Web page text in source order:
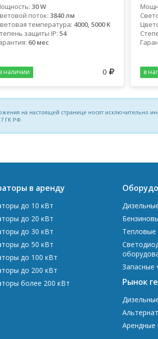
30 W
поток: 3840 лм
температура: 4000, 5000 K
защиты IP: 54
60 мес
0
в наличии в
на настоящей странице носят исключительно
ГК РФ.
в аренду
до 10 кВт
до 20 кВт
до 30 кВт
до 50 кВт
до 100 кВт
до 200 кВт
более 200 кВт
Тепловые
Запасные
Рынок
Арендные